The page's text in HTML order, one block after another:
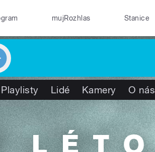
mujRozhlas Stanice
Playlisty Lidé Kamery O nás